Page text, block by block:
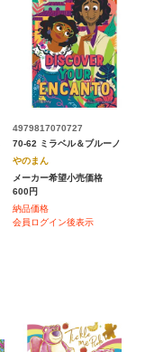
4979817070727
70-62 ミラベル＆ブルーノ
やのまん
メーカー希望小売価格
600円
納品価格
会員ログイン後表示